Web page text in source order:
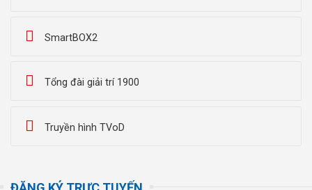
SmartBOX2
Tổng đài giải trí 1900
Truyền hình TVoD